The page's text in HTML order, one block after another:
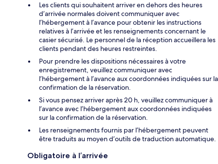
Les clients qui souhaitent arriver en dehors des heures
d’arrivée normales doivent communiquer avec
l’hébergement à l’avance pour obtenir les instructions
relatives à l’arrivée et les renseignements concernant le
casier sécurisé. Le personnel de la réception accueillera les
clients pendant des heures restreintes.
Pour prendre les dispositions nécessaires à votre
enregistrement, veuillez communiquer avec
l’hébergement à l’avance aux coordonnées indiquées sur la
confirmation de la réservation.
Si vous pensez arriver après 20 h, veuillez communiquer à
l’avance avec l’hébergement aux coordonnées indiquées
sur la confirmation de la réservation.
Les renseignements fournis par l’hébergement peuvent
être traduits au moyen d’outils de traduction automatique.
Obligatoire à l’arrivée